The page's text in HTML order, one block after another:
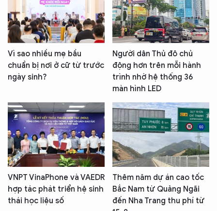
Vì sao nhiều mẹ bầu
chuẩn bị nơi ở cữ từ trước
ngày sinh?
Người dân Thủ đô chủ
động hơn trên mỗi hành
trình nhờ hệ thống 36
màn hình LED
VNPT VinaPhone và VAEDR
hợp tác phát triển hệ sinh
thái học liệu số
Thêm năm dự án cao tốc
Bắc Nam từ Quảng Ngãi
đến Nha Trang thu phí từ